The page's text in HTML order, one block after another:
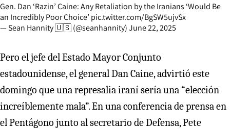
Gen. Dan ‘Razin’ Caine: Any Retaliation by the Iranians ‘Would Be
an Incredibly Poor Choice’ pic.twitter.com/BgSW5ujvSx
— Sean Hannity 🇺🇸 (@seanhannity)June 22, 2025
Pero el jefe del Estado Mayor Conjunto
estadounidense, el general Dan Caine, advirtió este
domingo que una represalia iraní sería una “elección
increíblemente mala”. En una conferencia de prensa en
el Pentágono junto al secretario de Defensa, Pete